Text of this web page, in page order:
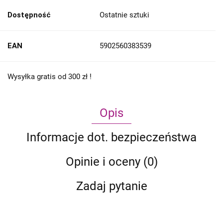
Dostępność Ostatnie sztuki
EAN 5902560383539
Wysyłka gratis od 300 zł !
Opis
Informacje dot. bezpieczeństwa
Opinie i oceny (0)
Zadaj pytanie